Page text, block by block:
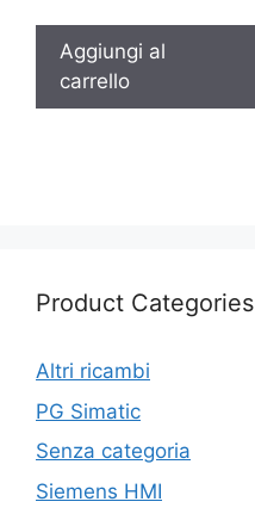
Aggiungi al
carrello
Product Categories
Altri ricambi
PG Simatic
Senza categoria
Siemens HMI